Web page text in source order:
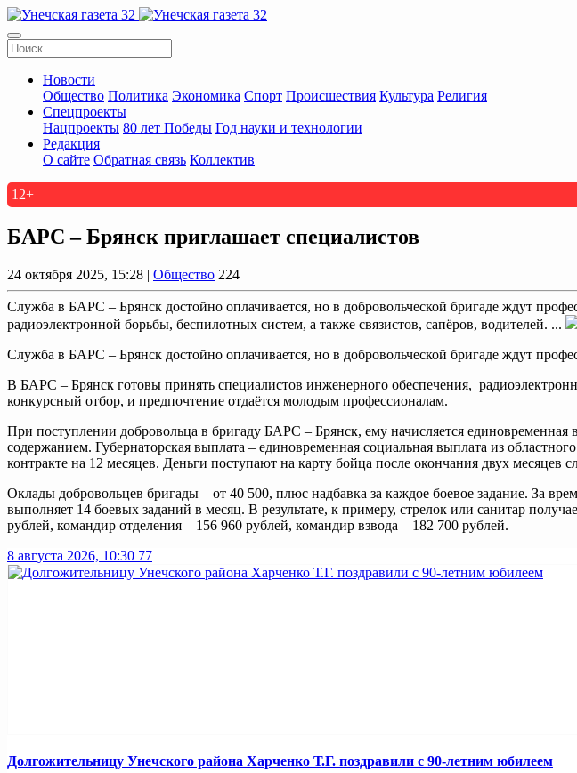
Новости
Общество Политика Экономика Спорт Происшествия Культура Религия
Спецпроекты
Нацпроекты 80 лет Победы Год науки и технологии
Редакция
О сайте Обратная связь Коллектив
12+
БАРС – Брянск приглашает специалистов
24 октября 2025, 15:28 | Общество 224
Служба в БАРС – Брянск достойно оплачивается, но в добровольческой бригаде ждут
радиоэлектронной борьбы, беспилотных систем, а также связистов, сапёров, водителей. ...
Служба в БАРС – Брянск достойно оплачивается, но в добровольческой бригаде ждут
В БАРС – Брянск готовы принять специалистов инженерного обеспечения,
конкурсный отбор, и предпочтение отдаётся молодым профессионалам.
При поступлении добровольца в бригаду БАРС – Брянск, ему начисляется
содержанием. Губернаторская выплата – единовременная социальная выплата из
контракте на 12 месяцев. Деньги поступают на карту бойца после окончания двух месяцев
Оклады добровольцев бригады – от 40 500, плюс надбавка за каждое боевое задание. За
выполняет 14 боевых заданий в месяц. В результате, к примеру, стрелок или санитар
рублей, командир отделения – 156 960 рублей, командир взвода – 182 700 рублей.
8 августа 2026, 10:30 77
Долгожительницу Унечского района Харченко Т.Г. поздравили с 90-летним юбилеем